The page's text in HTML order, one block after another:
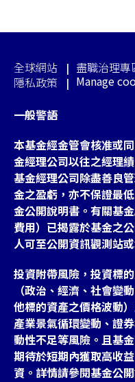
全球網站 盡職治理專
隱私政策
Manage
一般警語
本基金經金管會核准或
金經理公司以往之經理
基金經理公司除盡善良
金之盈虧，亦不保證最
金公開說明書。有關基
費用）已揭露於基金之
人可至公開資訊觀測站
投資附帶風險，投資標
（政治、經濟、社會變
他標的資產之價格波動
產業景氣循環變動、證
動性不足等風險。且基
期待於短期內獲取高收
資。詳情請參閱基金公